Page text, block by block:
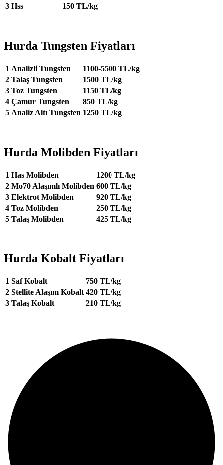
3 Hss 150 TL/kg
Hurda Tungsten Fiyatları
1 Analizli Tungsten
1100-5500 TL/kg
2 Talaş Tungsten
1500 TL/kg
3 Toz Tungsten
1150 TL/kg
4 Çamur Tungsten
850 TL/kg
5 Analiz Altı Tungsten 1250 TL/kg
Hurda Molibden Fiyatları
1 Has Molibden
1200 TL/kg
2 Mo70 Alaşımlı Molibden 600 TL/kg
3 Elektrot Molibden
920 TL/kg
4 Toz Molibden
250 TL/kg
5 Talaş Molibden 425 TL/kg
Hurda Kobalt Fiyatları
1 Saf Kobalt
750 TL/kg
2 Stellite Alaşım Kobalt 420 TL/kg
3 Talaş Kobalt 210 TL/kg